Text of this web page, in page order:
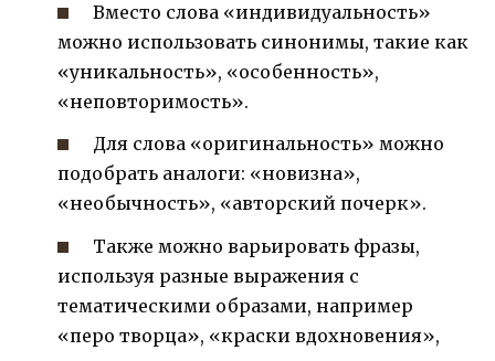
Вместо слова «индивидуальность»
можно использовать синонимы, такие как
«уникальность», «особенность»,
«неповторимость».
Для слова «оригинальность» можно
подобрать аналоги: «новизна»,
«необычность», «авторский почерк».
Также можно варьировать фразы,
используя разные выражения с
тематическими образами, например
«перо творца», «краски вдохновения»,